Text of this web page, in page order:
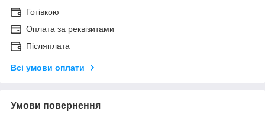
Готівкою
Оплата за реквізитами
Післяплата
Всі умови оплати
Умови повернення